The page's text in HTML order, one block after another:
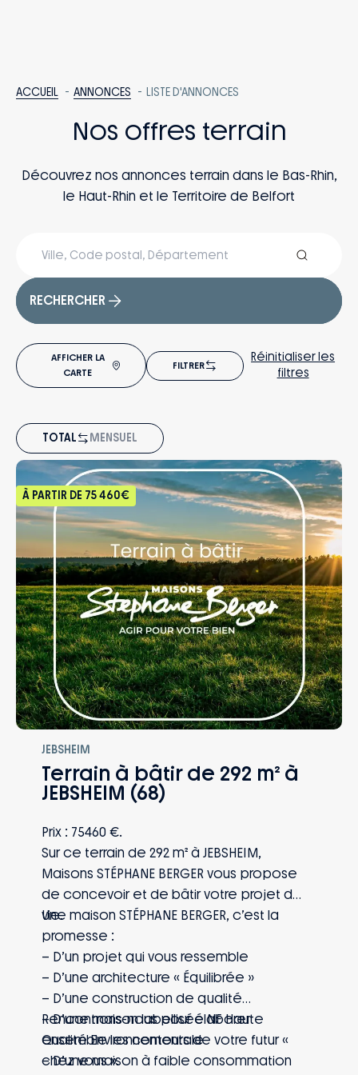
ACCUEIL ANNONCES LISTE D'ANNONCES
Nos offres terrain
Découvrez nos annonces terrain dans le Bas-Rhin,
le Haut-Rhin et le Territoire de Belfort
RECHERCHER
AFFICHER LA
CARTE
FILTRER
Réinitialiser les
filtres
TOTAL MENSUEL
À PARTIR DE 75 460€
JEBSHEIM
Terrain à bâtir de 292 m² à
JEBSHEIM (68)
Prix : 75460 €.
Sur ce terrain de 292 m² à JEBSHEIM,
Maisons STÉPHANE BERGER vous propose
de concevoir et de bâtir votre projet de
vie.
Une maison STÉPHANE BERGER, c’est la
promesse :
– D’un projet qui vous ressemble
– D’une architecture « Équilibrée »
– D’une construction de qualité
– D’une maison labellisée NF Haute
Qualité Environnementale
– D’une maison à faible consommation
Rencontrons-nous pour élaborer
ensemble les contours de votre futur «
chez vous ».